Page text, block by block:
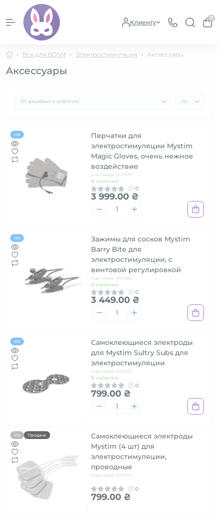
Клиенту
0
Все для BDSM Электростимуляция Аксессуары
Аксессуары
Hit
Перчатки для
электростимуляции Mystim
Magic Gloves, очень нежное
воздействие
Код товара: SO2979
В наличии
0
3 999.00 ₴
Hit
Зажимы для сосков Mystim
Barry Bite для
электростимуляции, с
винтовой регулировкой
Код товара: SO2980
В наличии
0
3 449.00 ₴
Hit
Самоклеющиеся электроды
для Mystim Sultry Subs для
электростимуляции
Код товара: SO3475
В наличии
0
799.00 ₴
Hit Продано
Самоклеющиеся электроды
Mystim (4 шт) для
электростимуляции,
проводные
Код товара: SO2973
0
799.00 ₴